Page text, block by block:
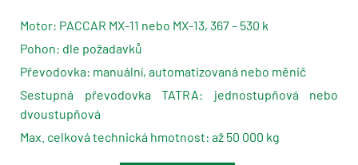
Motor: PACCAR MX-11 nebo MX-13, 367 – 530 k
Pohon: dle požadavků
Převodovka: manuální, automatizovaná nebo měnič
Sestupná převodovka TATRA: jednostupňová nebo
dvoustupňová
Max. celková technická hmotnost: až 50 000 kg